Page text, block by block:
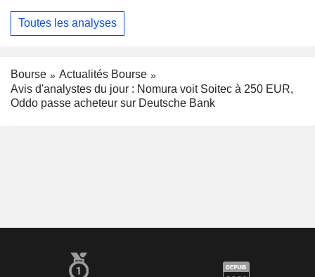
Toutes les analyses
Bourse
Actualités Bourse
Avis d'analystes du jour : Nomura voit Soitec à 250 EUR,
Oddo passe acheteur sur Deutsche Bank